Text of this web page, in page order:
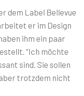
dem Label Bellevue
er im Design
ihm ein paar
“Ich möchte
sind. Sie sollen
trotzdem nicht